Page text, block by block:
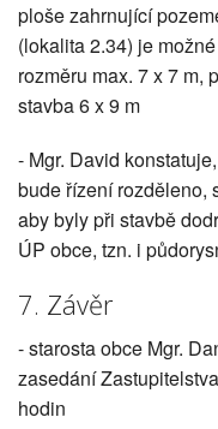
ploše zahrnující
(lokalita 2.34) je
rozměru max. 7 x 7 m,
stavba 6 x 9 m
- Mgr. David
bude řízení rozděleno,
aby byly při stavbě
ÚP obce, tzn. i
7. Závěr
- starosta obce Mgr.
zasedání
hodin